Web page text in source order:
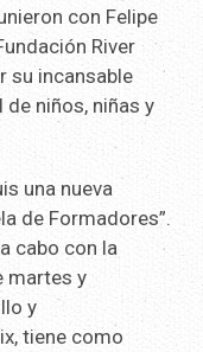
con Felipe
River
su incansable
niños, niñas y
una nueva
de Formadores”.
cabo con la
martes y
y
tiene como